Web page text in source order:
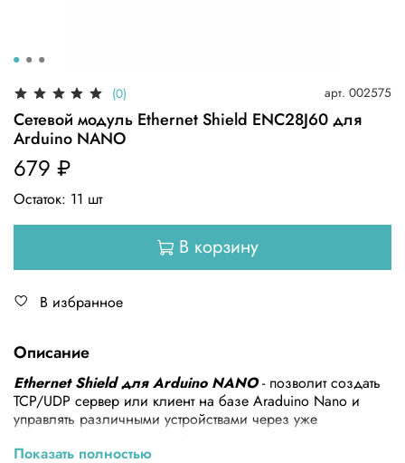
(0) арт. 002575
Сетевой модуль Ethernet Shield ENC28J60 для
Arduino NANO
679 ₽
Остаток: 11 шт
В корзину
В избранное
Описание
Ethernet Shield для Arduino NANO- позволит создать
TCP/UDP сервер или клиент на базе Araduino Nano и
управлять различными устройствами через уже
Показать полностью